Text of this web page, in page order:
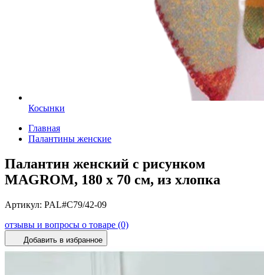
Косынки
Главная
Палантины женские
Палантин женский с рисунком
MAGROM, 180 х 70 см, из хлопка
Артикул: PAL#C79/42-09
отзывы и вопросы о товаре (0)
Добавить в избранное